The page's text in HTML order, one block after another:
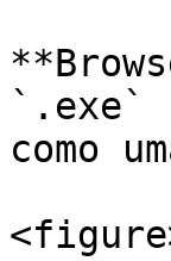
`.exe`
como